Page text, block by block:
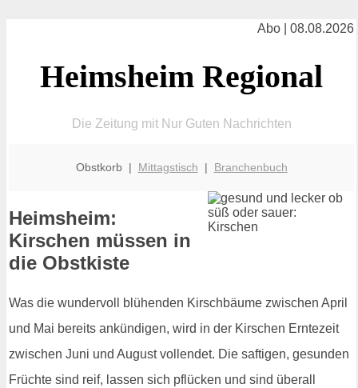
Abo | 08.08.2026
Heimsheim Regional
Die Zeitung mit Nur Guten Nachrichten
Obstkorb | Mittagstisch | Branchenbuch
Heimsheim:
Kirschen müssen in
die Obstkiste
Was die wundervoll blühenden Kirschbäume zwischen April
und Mai bereits ankündigen, wird in der Kirschen Erntezeit
zwischen Juni und August vollendet. Die saftigen, gesunden
Früchte sind reif, lassen sich pflücken und sind überall